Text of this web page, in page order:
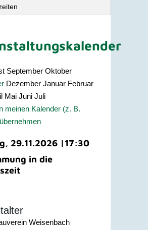
September Oktober
Dezember Januar Februar
Mai Juni Juli
meinen Kalender (z. B.
29.11.2026 |17:30
in die
Weisenbach